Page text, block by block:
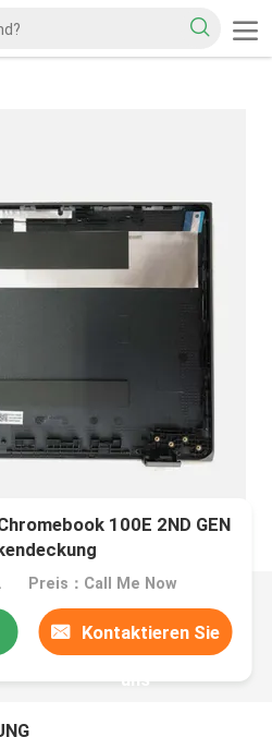
100E 2ND GEN
Preis：Call Me Now
Kontaktieren Sie
uns